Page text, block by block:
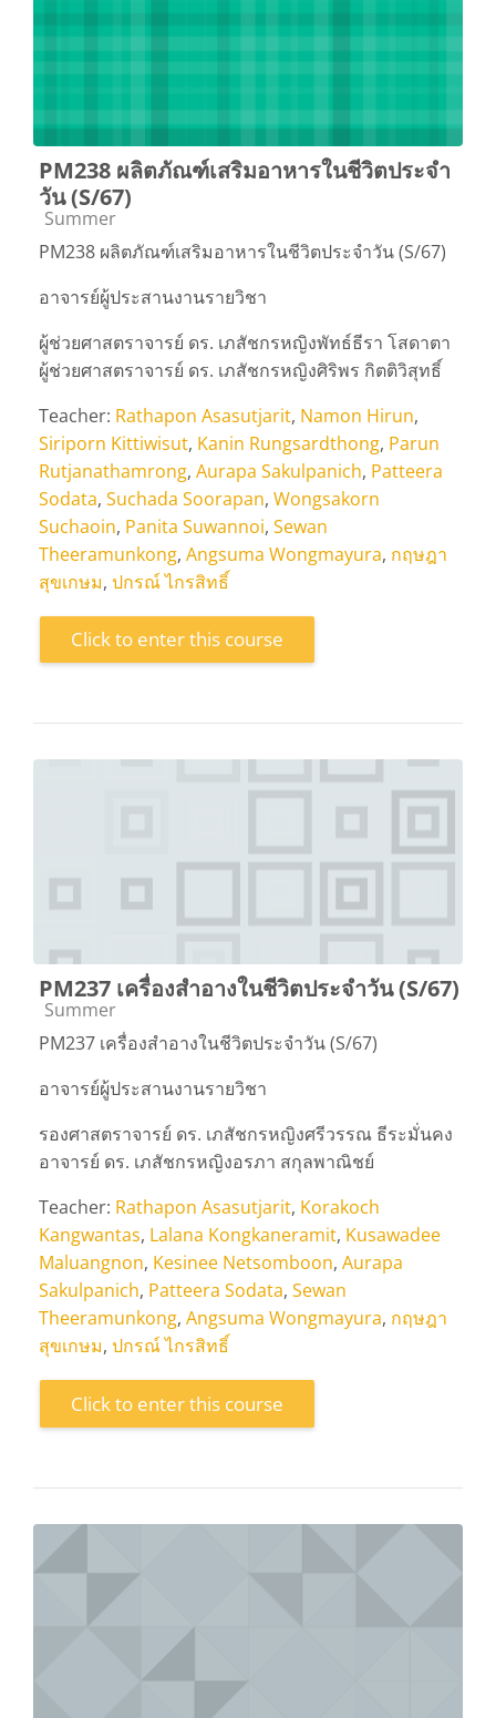
PM238 ผลิตภัณฑ์เสริมอาหารในชีวิตประจำ
วัน (S/67)
Course category
Summer
PM238 ผลิตภัณฑ์เสริมอาหารในชีวิตประจำวัน (S/67)
อาจารย์ผู้ประสานงานรายวิชา
ผู้ช่วยศาสตราจารย์ ดร. เภสัชกรหญิงพัทธ์ธีรา โสดาตา
ผู้ช่วยศาสตราจารย์ ดร. เภสัชกรหญิงศิริพร กิตติวิสุทธิ์
Teacher: Rathapon Asasutjarit, Namon Hirun,
Siriporn Kittiwisut, Kanin Rungsardthong, Parun
Rutjanathamrong, Aurapa Sakulpanich, Patteera
Sodata, Suchada Soorapan, Wongsakorn
Suchaoin, Panita Suwannoi, Sewan
Theeramunkong, Angsuma Wongmayura, กฤษฎา
สุขเกษม, ปกรณ์ ไกรสิทธิ์
Click to enter this course
PM237 เครื่องสำอางในชีวิตประจำวัน (S/67)
Course category
Summer
PM237 เครื่องสำอางในชีวิตประจำวัน (S/67)
อาจารย์ผู้ประสานงานรายวิชา
รองศาสตราจารย์ ดร. เภสัชกรหญิงศรีวรรณ ธีระมั่นคง
อาจารย์ ดร. เภสัชกรหญิงอรภา สกุลพาณิชย์
Teacher: Rathapon Asasutjarit, Korakoch
Kangwantas, Lalana Kongkaneramit, Kusawadee
Maluangnon, Kesinee Netsomboon, Aurapa
Sakulpanich, Patteera Sodata, Sewan
Theeramunkong, Angsuma Wongmayura, กฤษฎา
สุขเกษม, ปกรณ์ ไกรสิทธิ์
Click to enter this course